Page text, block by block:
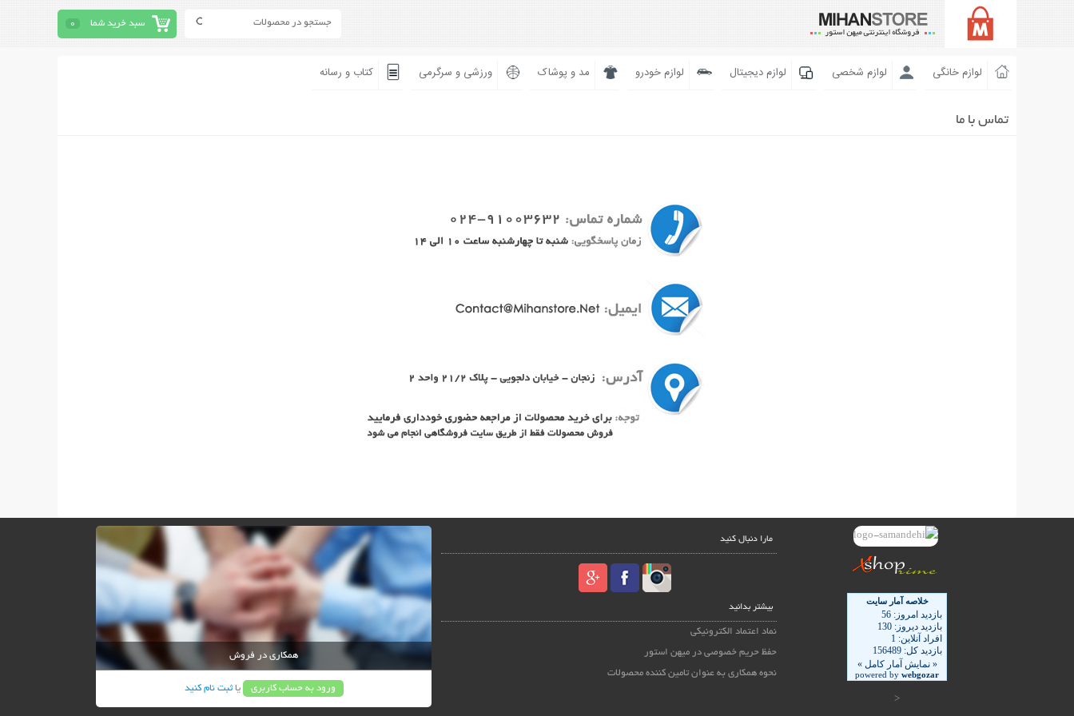
سبد خرید شما 0
لوازم خانگی لوازم شخصی لوازم دیجیتال لوازم خودرو مد و پوشاک ورزشی و سرگرمی کتاب و رسانه
تماس با ما
<
مارا دنبال کنید
بیشتر بدانید
نماد اعتماد الکترونیکی
حفظ حریم خصوصی در میهن استور
نحوه همکاری به عنوان تامین کننده محصولات
همکاری در فروش
ورود به حساب کاربری یاثبت نام کنید